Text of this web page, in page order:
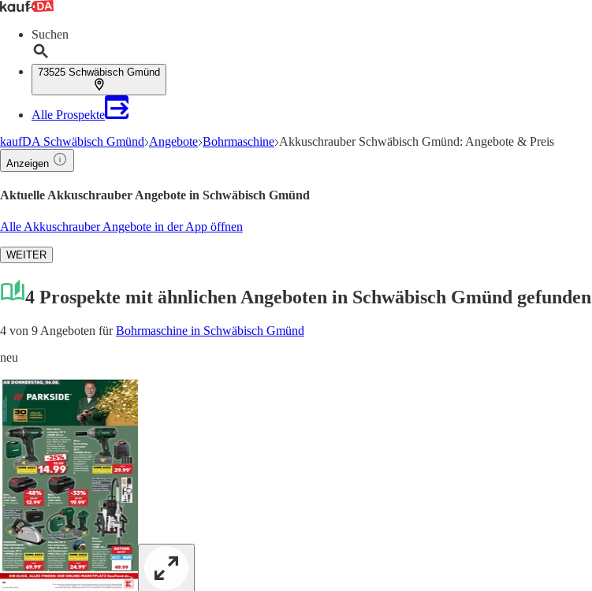
Suchen
73525 Schwäbisch Gmünd
Alle Prospekte
kaufDA Schwäbisch Gmünd Angebote Bohrmaschine Akkuschrauber Schwäbisch Gmünd: Angebote & Preis
Anzeigen
Aktuelle Akkuschrauber Angebote in Schwäbisch Gmünd
Alle Akkuschrauber Angebote in der App öffnen
WEITER
4 Prospekte mit ähnlichen Angeboten in Schwäbisch Gmünd gefunden
4 von 9 Angeboten fürBohrmaschine in Schwäbisch Gmünd
neu